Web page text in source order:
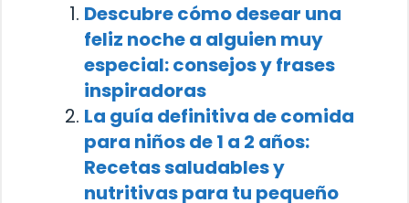
Descubre cómo desear una
feliz noche a alguien muy
especial: consejos y frases
inspiradoras
La guía definitiva de comida
para niños de 1 a 2 años:
Recetas saludables y
nutritivas para tu pequeño